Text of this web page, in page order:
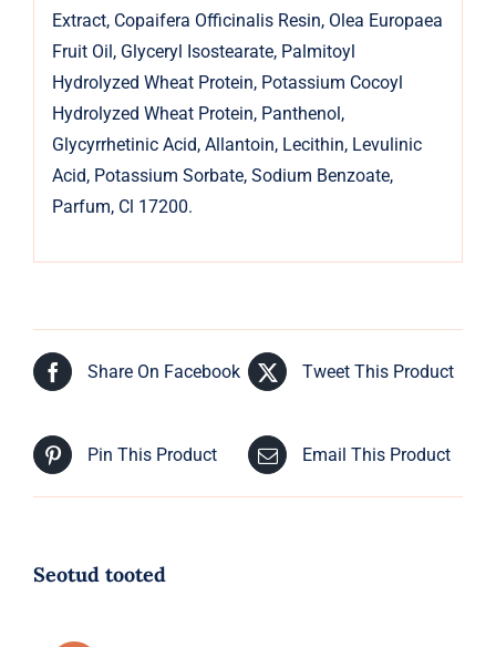
Extract, Copaifera Officinalis Resin, Olea Europaea
Fruit Oil, Glyceryl Isostearate, Palmitoyl
Hydrolyzed Wheat Protein, Potassium Cocoyl
Hydrolyzed Wheat Protein, Panthenol,
Glycyrrhetinic Acid, Allantoin, Lecithin, Levulinic
Acid, Potassium Sorbate, Sodium Benzoate,
Parfum, Cl 17200.
Share On Facebook Tweet This Product
Pin This Product Email This Product
Seotud tooted